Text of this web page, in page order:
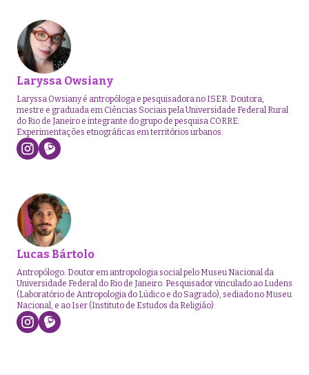
Laryssa Owsiany
Laryssa Owsiany é antropóloga e pesquisadora no ISER. Doutora,
mestre e graduada em Ciências Sociais pela Universidade Federal Rural
do Rio de Janeiro e integrante do grupo de pesquisa CORRE:
Experimentações etnográficas em territórios urbanos.
Lucas Bártolo
Antropólogo. Doutor em antropologia social pelo Museu Nacional da
Universidade Federal do Rio de Janeiro. Pesquisador vinculado ao Ludens
(Laboratório de Antropologia do Lúdico e do Sagrado), sediado no Museu
Nacional, e ao Iser (Instituto de Estudos da Religião).